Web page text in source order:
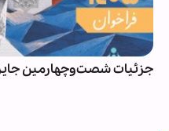
جزئیات شصت‌وچهارمین